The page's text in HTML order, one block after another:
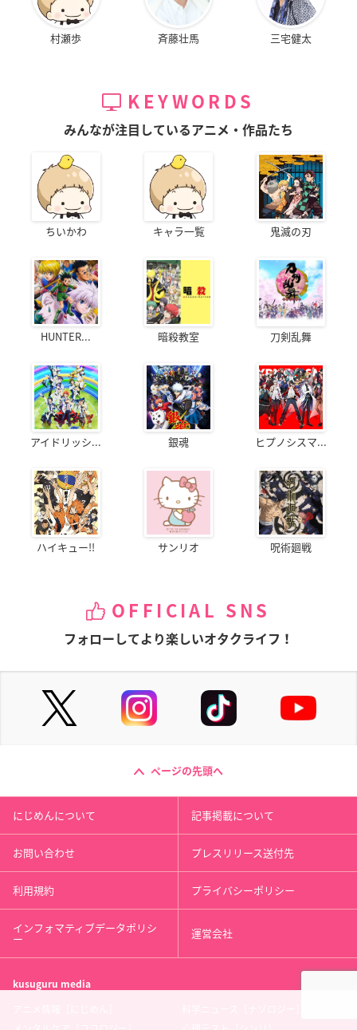
村瀬歩 斉藤壮馬 三宅健太
KEYWORDS
みんなが注目しているアニメ・作品たち
ちいかわ キャラ一覧 鬼滅の刃
HUNTER... 暗殺教室 刀剣乱舞
アイドリッシ... 銀魂 ヒプノシスマ...
ハイキュー!! サンリオ 呪術廻戦
OFFICIAL SNS
フォローしてより楽しいオタクライフ！
ページの先頭へ
にじめんについて 記事掲載について
お問い合わせ プレスリリース送付先
利用規約 プライバシーポリシー
インフォマティブデータポリシ
ー 運営会社
kusuguru media